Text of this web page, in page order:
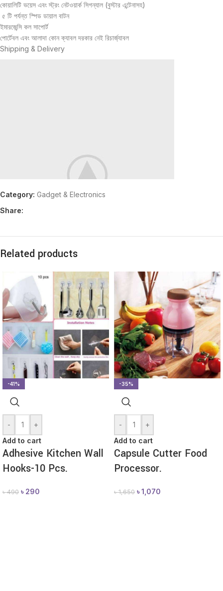
কোয়ালিটি ভয়েস এবং স্ট্রং নেটওয়ার্ক সিগন্যাল (বুস্টার এন্টেনাসহ)
৫ টি পর্যন্ত স্পিড ডায়াল বাটন
ইমারজেন্সি কল সাপোর্ট
পোর্টেবল এবং আলাদা কোন ক্যাবল দরকার নেই রিচার্জ্যাবল
Shipping & Delivery
Category: Gadget & Electronics
Share:
Related products
-41%
-
+
Add to cart
Adhesive Kitchen Wall
Hooks-10 Pcs.
৳490 ৳ 290
-35%
-
+
Add to cart
Capsule Cutter Food
Processor.
৳1,650 ৳1,070